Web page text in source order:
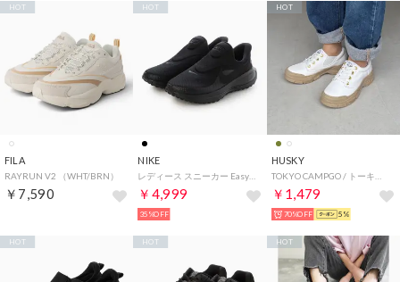
FILA
RAYRUN V2 （WHT/BRN）
￥7,590
HOT
NIKE
￥4,999
HOT
35%OFF
HUSKY
￥1,479
HOT
70%OFF 5%
HOT HOT HOT